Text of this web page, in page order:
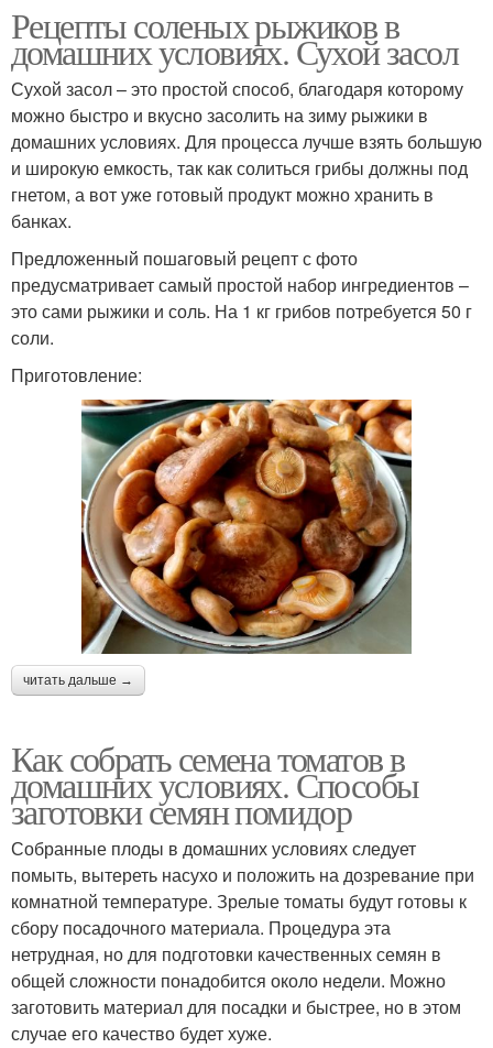
Рецепты соленых рыжиков в
домашних условиях. Сухой засол
Сухой засол – это простой способ, благодаря которому
можно быстро и вкусно засолить на зиму рыжики в
домашних условиях. Для процесса лучше взять большую
и широкую емкость, так как солиться грибы должны под
гнетом, а вот уже готовый продукт можно хранить в
банках.
Предложенный пошаговый рецепт с фото
предусматривает самый простой набор ингредиентов –
это сами рыжики и соль. На 1 кг грибов потребуется 50 г
соли.
Приготовление:
читать дальше →
Как собрать семена томатов в
домашних условиях. Способы
заготовки семян помидор
Собранные плоды в домашних условиях следует
помыть, вытереть насухо и положить на дозревание при
комнатной температуре. Зрелые томаты будут готовы к
сбору посадочного материала. Процедура эта
нетрудная, но для подготовки качественных семян в
общей сложности понадобится около недели. Можно
заготовить материал для посадки и быстрее, но в этом
случае его качество будет хуже.